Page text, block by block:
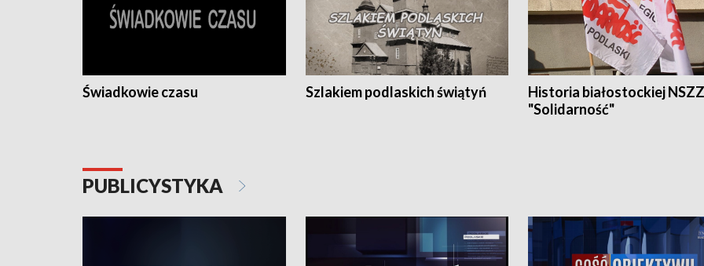
Świadkowie czasu Szlakiem podlaskich świątyń
Historia białostockiej NSZZ
"Solidarność"
PUBLICYSTYKA